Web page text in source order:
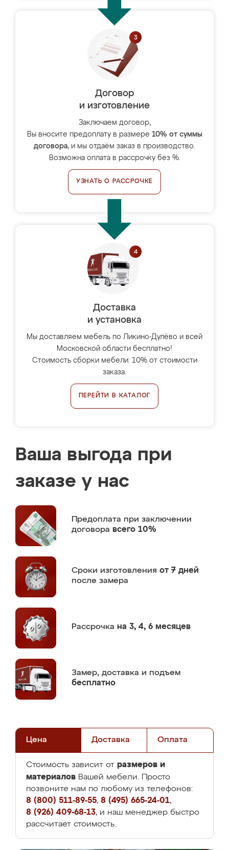
Договор
и изготовление
Заключаем договор,
Вы вносите предоплату в размере 10% от суммы
договора, и мы отдаём заказ в производство.
Возможна оплата в рассрочку без %.
УЗНАТЬ О РАССРОЧКЕ
Доставка
и установка
Мы доставляем мебель по Ликино-Дулёво и всей
Московской области бесплатно!
Стоимость сборки мебели: 10% от стоимости
заказа.
ПЕРЕЙТИ В КАТАЛОГ
Ваша выгода при
заказе у нас
Предоплата при заключении
договора всего 10%
Сроки изготовления от 7 дней
после замера
Рассрочка на 3, 4, 6 месяцев
Замер, доставка и подъем
бесплатно
Цена Доставка Оплата
Стоимость зависит от размеров и
материалов Вашей мебели. Просто
позвоните нам по любому из телефонов:
8 (800) 511-89-55, 8 (495) 665-24-01,
8 (926) 409-68-13, и наш менеджер быстро
рассчитает стоимость.